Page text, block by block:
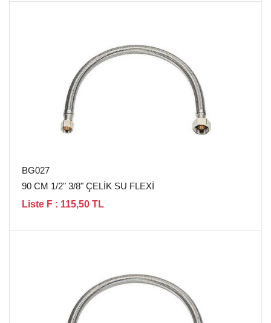
BG027
90 CM 1/2" 3/8" ÇELİK SU FLEXİ
Liste F : 115,50 TL